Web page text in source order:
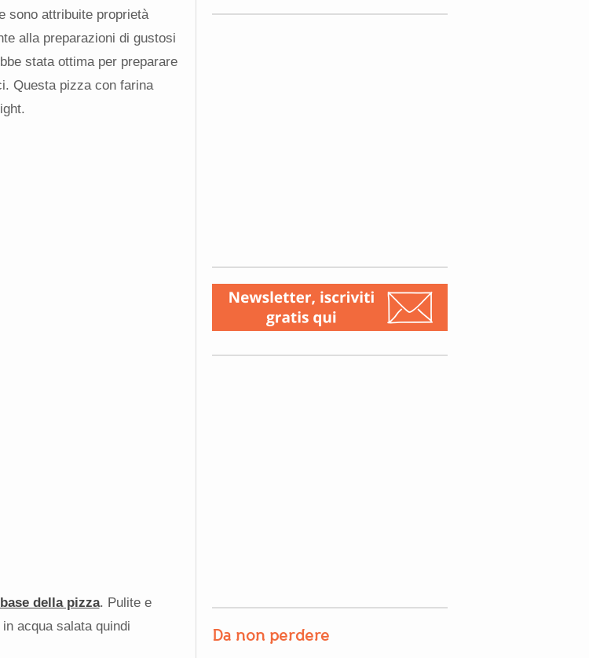
sono attribuite proprietà
alla preparazioni di gustosi
stata ottima per preparare
Questa pizza con farina
della pizza. Pulite e
acqua salata quindi
Da non perdere